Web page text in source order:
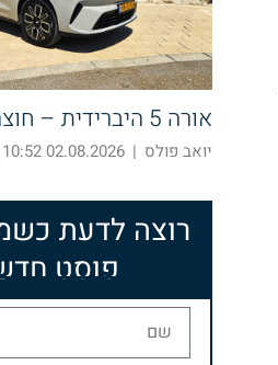
אורה 5 היברידית – חוצה קטגוריות
יואב פולס |
02.08.2026 10:52
רוצה לדעת
פוסט